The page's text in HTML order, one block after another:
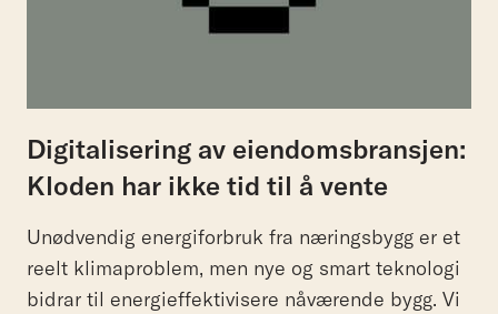
Digitalisering av eiendomsbransjen:
Kloden har ikke tid til å vente
Unødvendig energiforbruk fra næringsbygg er et
reelt klimaproblem, men nye og smart teknologi
bidrar til energieffektivisere nåværende bygg. Vi